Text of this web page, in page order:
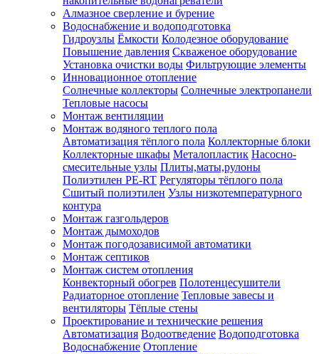
Алмазное сверление и бурение
Водоснабжение и водоподготовка
Гидроузлы Ёмкости Колодезное оборудование
Повышение давления Скваженое оборудование
Установка очистки воды Фильтрующие элементы
Инновационное отопление
Солнечные коллекторы Солнечные электропанели
Тепловые насосы
Монтаж вентиляции
Монтаж водяного теплого пола
Автоматизация тёплого пола Коллекторные блоки
Коллекторные шкафы Металопластик Насосно-
смесительные узлы Плиты,маты,рулоны
Полиэтилен PE-RT Регуляторы тёплого пола
Сшитый полиэтилен Узлы низкотемпературного
контура
Монтаж газгольдеров
Монтаж дымоходов
Монтаж погодозависимой автоматики
Монтаж септиков
Монтаж систем отопления
Конвекторный обогрев Полотенцесушители
Радиаторное отопление Тепловые завесы и
вентиляторы Тёплые стены
Проектирование и технические решения
Автоматизация Водоотведение Водоподготовка
Водоснабжение Отопление